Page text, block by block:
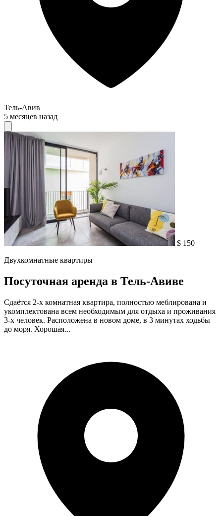
Тель-Авив
5 месяцев назад
$ 150
Двухкомнатные квартиры
Посуточная аренда в Тель-Авиве
Сдаётся 2-х комнатная квартира, полностью меблирована и
укомплектована всем необходимым для отдыха и проживания
3-х человек. Расположена в новом доме, в 3 минутах ходьбы
до моря. Хорошая...